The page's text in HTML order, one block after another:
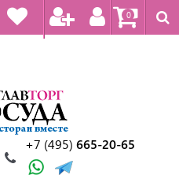
0
+7 (495) 665-20-65